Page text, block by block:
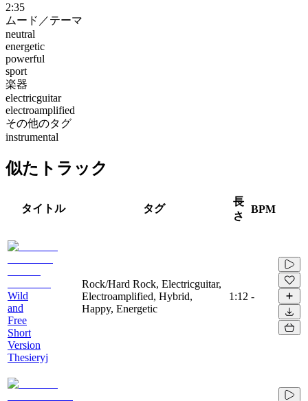
2:35
ムード／テーマ
neutral
energetic
powerful
sport
楽器
electricguitar
electroamplified
その他のタグ
instrumental
似たトラック
タイトル タグ
長
さ
BPM
Wild
and
Free
Short
Version
Thesieryj
Rock/Hard Rock, Electricguitar,
Electroamplified, Hybrid,
Happy, Energetic
1:12 -